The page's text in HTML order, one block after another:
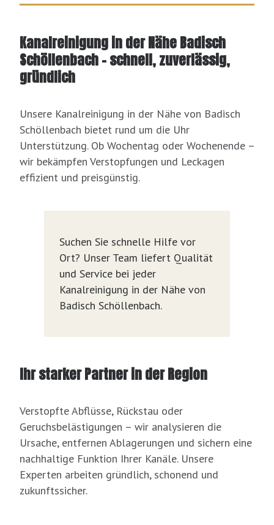
Kanalreinigung in der Nähe Badisch
Schöllenbach – schnell, zuverlässig,
gründlich
Unsere Kanalreinigung in der Nähe von Badisch
Schöllenbach bietet rund um die Uhr
Unterstützung. Ob Wochentag oder Wochenende –
wir bekämpfen Verstopfungen und Leckagen
effizient und preisgünstig.
Suchen Sie schnelle Hilfe vor
Ort? Unser Team liefert Qualität
und Service bei jeder
Kanalreinigung in der Nähe von
Badisch Schöllenbach.
Ihr starker Partner in der Region
Verstopfte Abflüsse, Rückstau oder
Geruchsbelästigungen – wir analysieren die
Ursache, entfernen Ablagerungen und sichern eine
nachhaltige Funktion Ihrer Kanäle. Unsere
Experten arbeiten gründlich, schonend und
zukunftssicher.